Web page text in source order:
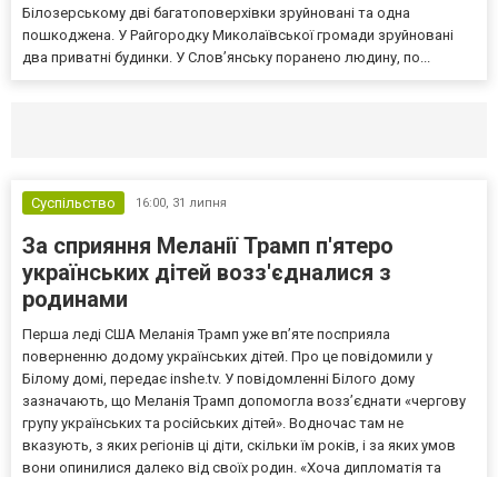
Білозерському дві багатоповерхівки зруйновані та одна
пошкоджена. У Райгородку Миколаївської громади зруйновані
два приватні будинки. У Слов’янську поранено людину, по...
Суспільство 16:00, 31 липня
За сприяння Меланії Трамп п'ятеро
українських дітей возз'єдналися з
родинами
Перша леді США Меланія Трамп уже впʼяте посприяла
поверненню додому українських дітей. Про це повідомили у
Білому домі, передає inshe.tv. У повідомленні Білого дому
зазначають, що Меланія Трамп допомогла возз’єднати «чергову
групу українських та російських дітей». Водночас там не
вказують, з яких регіонів ці діти, скільки їм років, і за яких умов
вони опинилися далеко від своїх родин. «Хоча дипломатія та